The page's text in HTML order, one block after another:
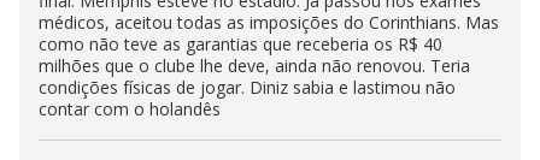
médicos, aceitou todas as imposições do Corinthians. Mas
como não teve as garantias que receberia os R$ 40
milhões que o clube lhe deve, ainda não renovou. Teria
condições físicas de jogar. Diniz sabia e lastimou não
contar com o holandês